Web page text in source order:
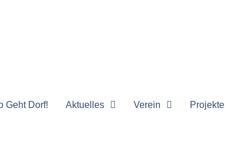
Geht Dorf! Aktuelles Verein Projekte